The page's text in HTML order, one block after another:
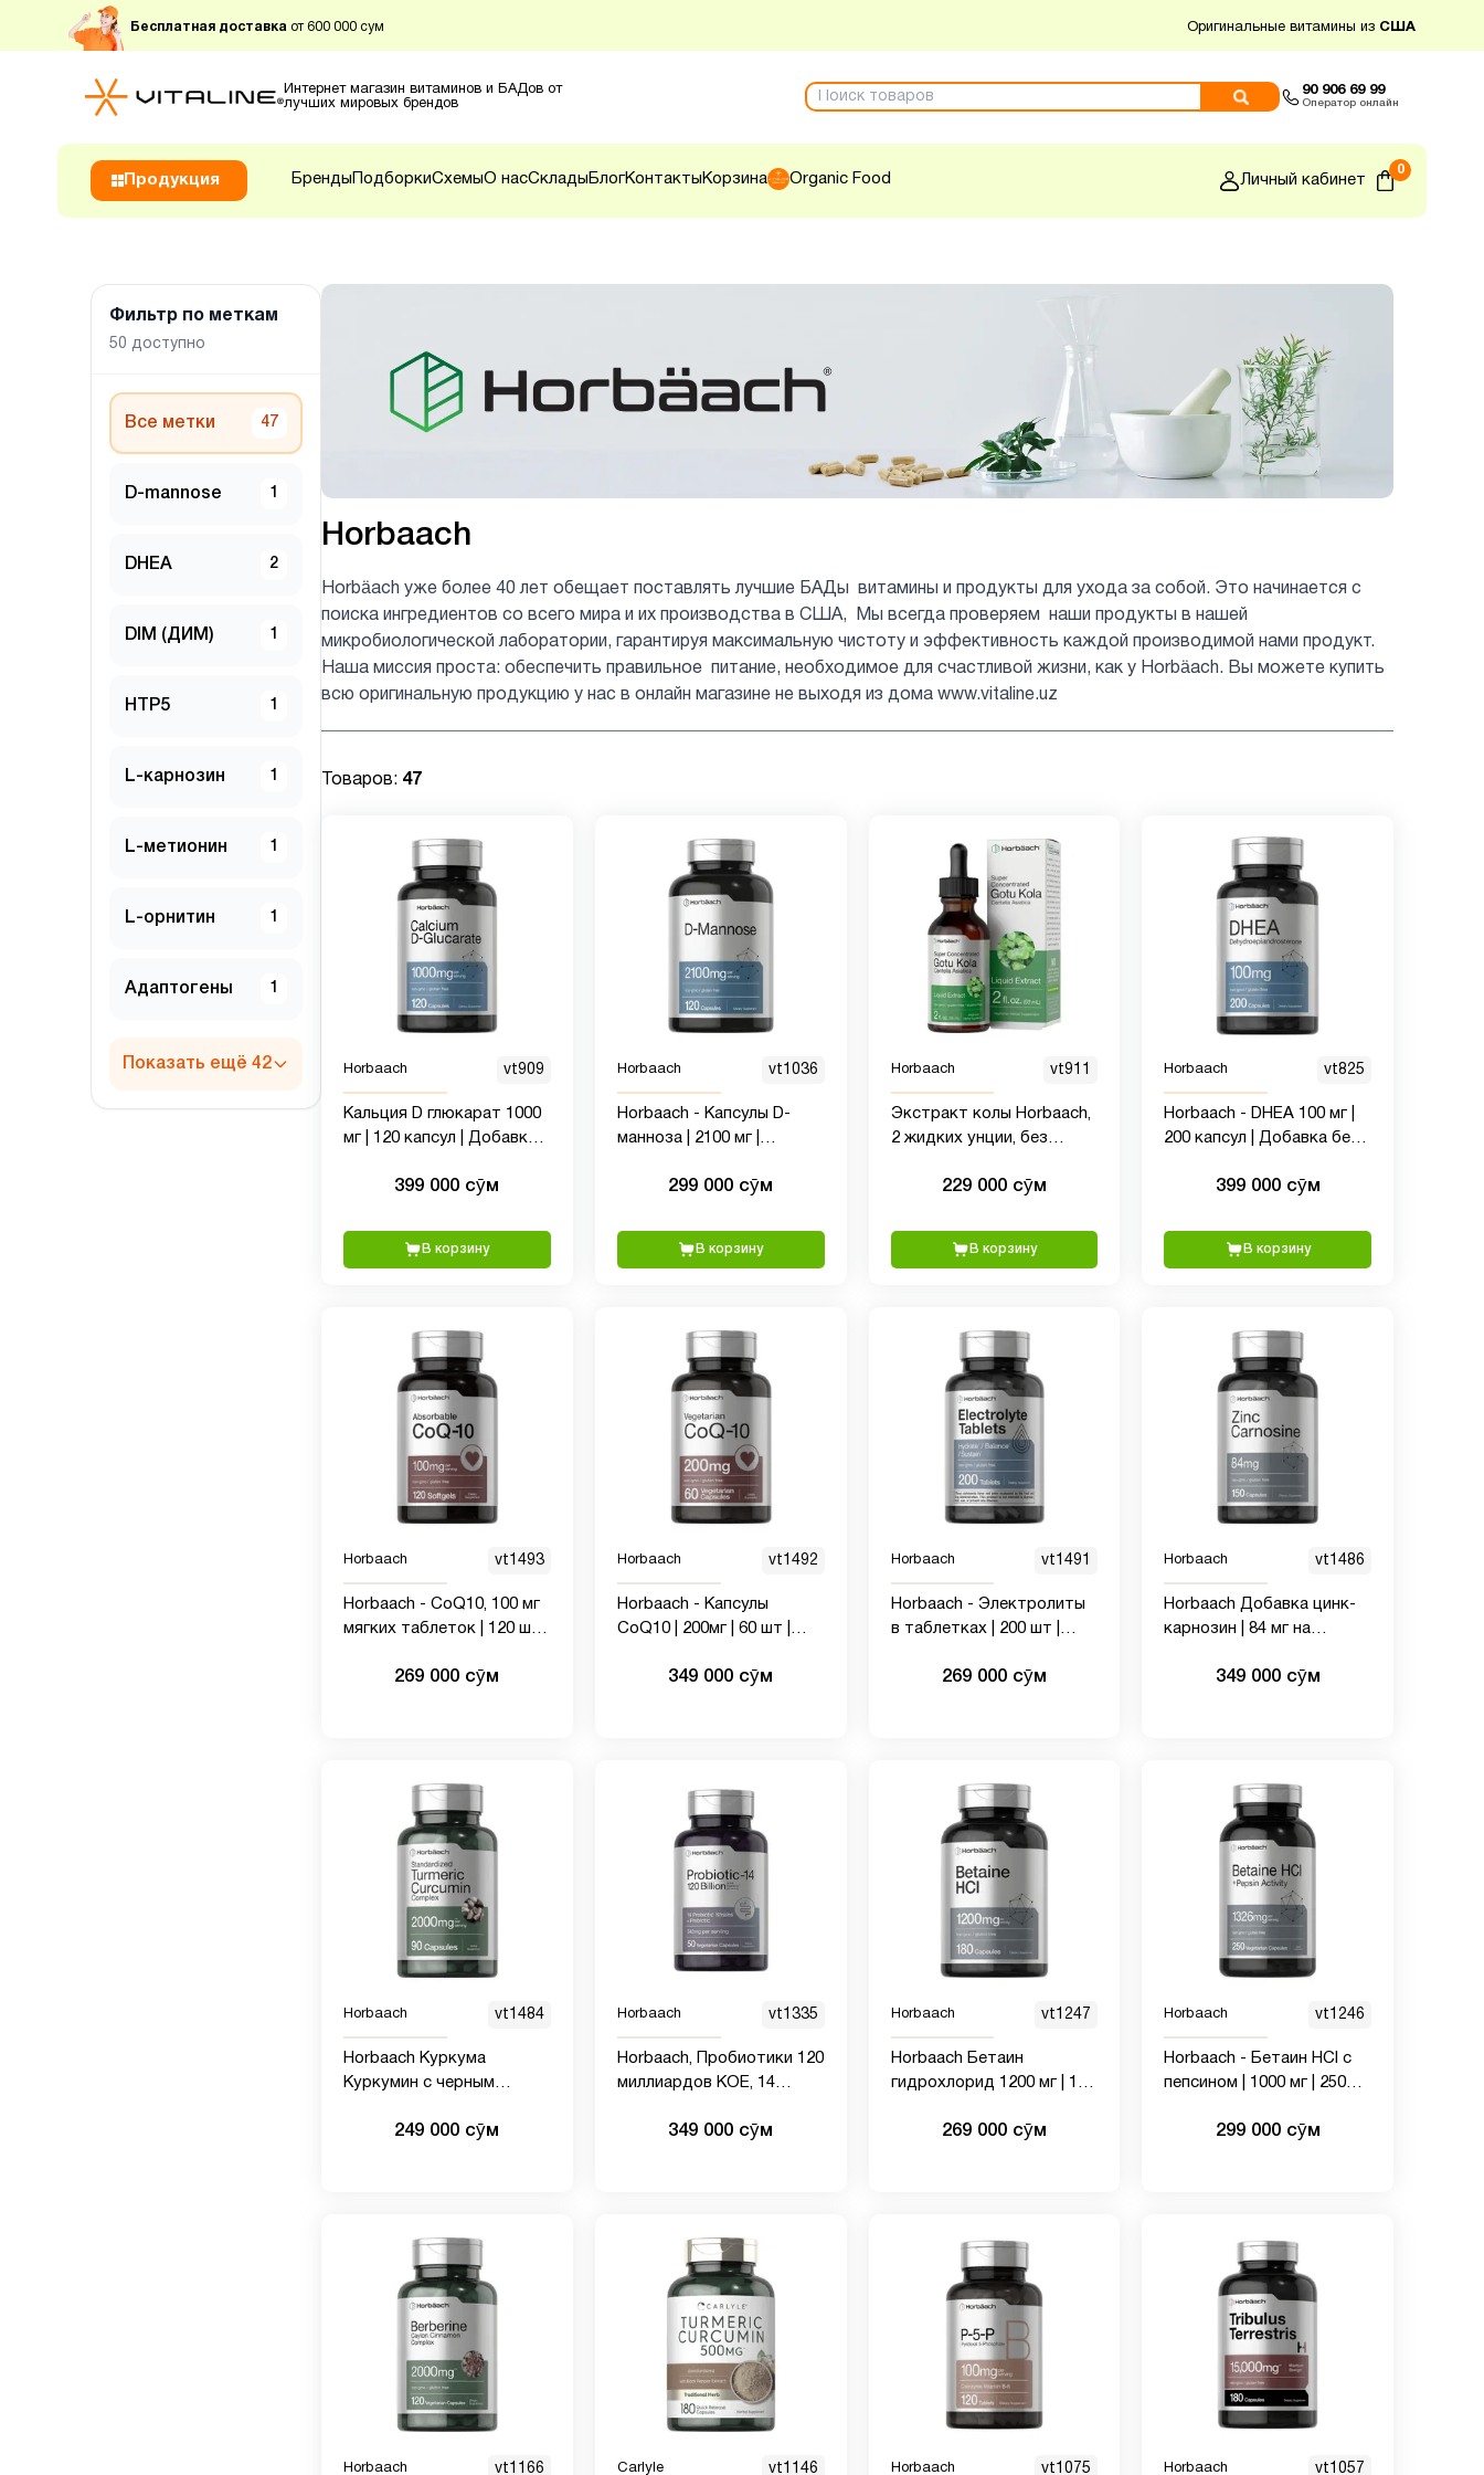
Бесплатная доставка от 600 000 сум Оригинальные витамины из США
Интернет магазин витаминов и БАДов от
лучших мировых брендов
90 906 69 99
Оператор онлайн
Продукция Бренды ПодборкиСхемыО насСклады БлогКонтакты Корзина Organic Food Личный кабинет
0
Фильтр по меткам
50 доступно
Все метки 47
D-mannose 1
DHEA 2
DIM (ДИМ) 1
HTP5 1
L-карнозин 1
L-метионин 1
L-орнитин 1
Адаптогены 1
Показать ещё 42
Horbaach
Horbäach уже более 40 лет обещает поставлять лучшие БАДы витамины и продукты для ухода за собой. Это начинается с
поиска ингредиентов со всего мира и их производства в США, Мы всегда проверяем наши продукты в нашей
микробиологической лаборатории, гарантируя максимальную чистоту и эффективность каждой производимой нами продукт.
Наша миссия проста: обеспечить правильное питание, необходимое для счастливой жизни, как у Horbäach. Вы можете купить
всю оригинальную продукцию у нас в онлайн магазине не выходя из дома www.vitaline.uz
Товаров: 47
Horbaach vt909
Кальция D глюкарат 1000
мг | 120 капсул | Добавка
399 000 сӯм
В корзину
Horbaach vt1036
Horbaach - Капсулы D-
манноза | 2100 мг |
120 единиц | Без ГМО и
299 000 сӯм
В корзину
Horbaach vt911
Экстракт колы Horbaach,
2 жидких унции, без
сверхконцентрированная
добавка, вегетарианская,
без ГМО, без глютена
229 000 сӯм
В корзину
Horbaach vt825
Horbaach - DHEA 100 мг |
200 капсул | Добавка без
399 000 сӯм
В корзину
Horbaach vt1493
Horbaach - CoQ10, 100 мг
мягких таблеток | 120 шт |
269 000 сӯм
Horbaach vt1492
Horbaach - Капсулы
CoQ10 | 200мг | 60 шт |
без глютена349 000 сӯм
Horbaach vt1491
Horbaach - Электролиты
в таблетках | 200 шт |
269 000 сӯм
Horbaach vt1486
Horbaach Добавка цинк-
карнозин | 84 мг на
ГМО и глютена
349 000 сӯм
Horbaach vt1484
Horbaach Куркума
Куркумин с черным
| Комплексная добавка с
249 000 сӯм
Horbaach vt1335
Horbaach, Пробиотики 120
миллиардов КОЕ, 14
50 капсул349 000 сӯм
Horbaach vt1247
Horbaach Бетаин
гидрохлорид 1200 мг | 180
гидрохлорида | Без ГМО,
269 000 сӯм
Horbaach vt1246
Horbaach - Бетаин HCl с
пепсином | 1000 мг | 250
гидрохлорида | с
299 000 сӯм
Horbaach vt1166 Carlyle vt1146 Horbaach vt1075 Horbaach vt1057